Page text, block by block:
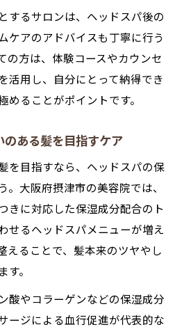
するサロンは、ヘッドスパ後の
ケアのアドバイスも丁寧に行う
の方は、体験コースやカウンセ
活用し、自分にとって納得でき
めることがポイントです。
のある髪を目指すケア
を目指すなら、ヘッドスパの保
。大阪府摂津市の美容院では、
きに対応した保湿成分配合のト
せるヘッドスパメニューが増え
えることで、髪本来のツヤやし
す。
酸やコラーゲンなどの保湿成分
ージによる血行促進が代表的な